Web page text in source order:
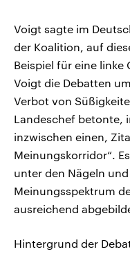
Voigt sagte im
der Koalition, auf
Beispiel für eine
Voigt die Debatten
Verbot von
Landeschef betonte,
inzwischen einen,
Meinungskorridor“.
unter den Nägeln
Meinungsspektrum
ausreichend
Hintergrund der